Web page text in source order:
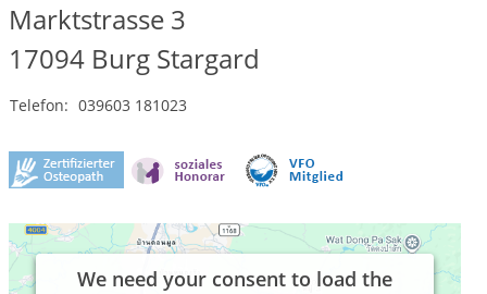
Marktstrasse 3
17094 Burg Stargard
Telefon: 039603 181023
We need your consent to load the